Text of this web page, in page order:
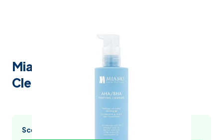
Miamo AHA/BHA Purifying
Cleanser 250 ml
Scegli l’acquisto multiplo e risparmia